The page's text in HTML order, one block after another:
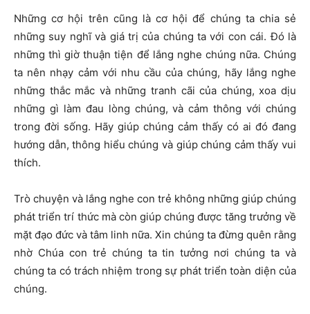
Những cơ hội trên cũng là cơ hội để chúng ta chia sẻ
những suy nghĩ và giá trị của chúng ta với con cái. Đó là
những thì giờ thuận tiện để lắng nghe chúng nữa. Chúng
ta nên nhạy cảm với nhu cầu của chúng, hãy lắng nghe
những thắc mắc và những tranh cãi của chúng, xoa dịu
những gì làm đau lòng chúng, và cảm thông với chúng
trong đời sống. Hãy giúp chúng cảm thấy có ai đó đang
hướng dẫn, thông hiểu chúng và giúp chúng cảm thấy vui
thích.
Trò chuyện và lắng nghe con trẻ không những giúp chúng
phát triển trí thức mà còn giúp chúng được tăng trưởng về
mặt đạo đức và tâm linh nữa. Xin chúng ta đừng quên rằng
nhờ Chúa con trẻ chúng ta tin tưởng nơi chúng ta và
chúng ta có trách nhiệm trong sự phát triển toàn diện của
chúng.